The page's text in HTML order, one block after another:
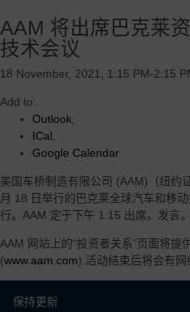
• 专注于高需求产品的强大核心业务
• 灵活可变的成本结构，在有效调整
面有着良好的记录
• 由 AAM 的操作系统和垂直整合的优
自由现金流收益率
• 高度创新和可扩展的电气化推进技
区、客户和汽车细分市场
AAM 将出席巴克莱
技术会议
18 November, 2021, 1:15 PM-2:15
Add to:
Outlook
ICal
Google Calendar
美国车桥制造有限公司 (AAM)（纽约
月 18 日举行的巴克莱全球汽车和移
行。AAM 定于下午 1:15 出席。发言。
AAM 网站上的“投资者关系”页面将提
(www.aam.com).活动结束后将会有网
保持更新